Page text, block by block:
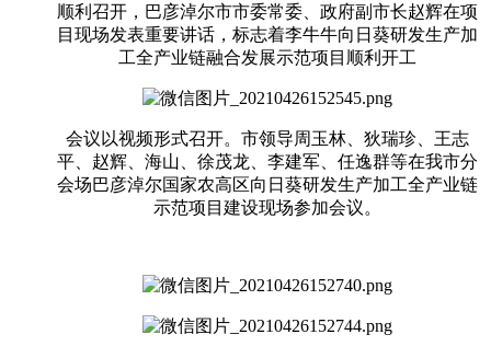
顺利召开，巴彦淖尔市市委常委、政府副市长赵辉在项
目现场发表重要讲话，标志着李牛牛向日葵研发生产加
工全产业链融合发展示范项目顺利开工
会议以视频形式召开。市领导周玉林、狄瑞珍、王志
平、赵辉、海山、徐茂龙、李建军、任逸群等在我市分
会场巴彦淖尔国家农高区向日葵研发生产加工全产业链
示范项目建设现场参加会议。